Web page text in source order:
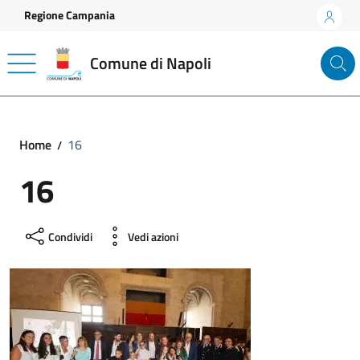
Vai ai contenuti
Vai al footer
Regione Campania
Comune di Napoli
Home 16
16
Condividi Vedi azioni